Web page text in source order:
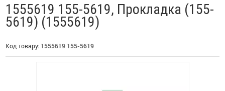
1555619 155-5619, Прокладка (155-
5619) (1555619)
Код товару: 1555619 155-5619